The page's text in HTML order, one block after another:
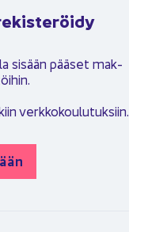
si­sään pää­set mak­
verk­ko­kou­lu­tuk­siin.